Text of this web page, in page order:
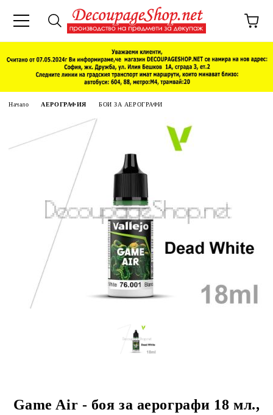
Начало АЕРОГРАФИЯ БОИ ЗА АЕРОГРАФИ
Game Air - боя за аерографи 18 мл.,